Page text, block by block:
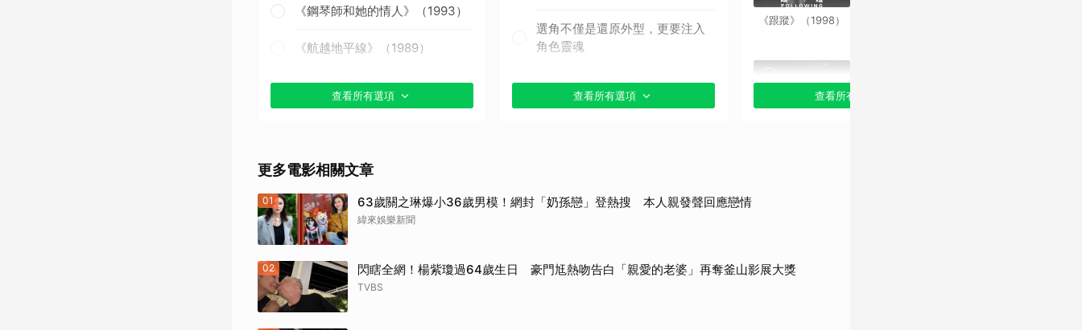
《鋼琴師和她的情人》（1993）
《航越地平線》（1989）
《獵殺紅色十月》（1990）
《變人》（1999）
《鋼鐵墳墓》（2013）
《震盪效應》(2015)
《神鬼嚎野人》（2016）
查看所有選項
選角不僅是還原外型，更要注入
角色靈魂
真人版特效絕對不能尷尬
查看所有選項
《跟蹤》（1998）
查看所有選項
更多電影相關文章
01 63歲關之琳爆小36歲男模！網封「奶孫戀」登熱搜 本人親發聲回應戀情
緯來娛樂新聞
02 閃瞎全網！楊紫瓊過64歲生日 豪門尪熱吻告白「親愛的老婆」再奪釜山影展大獎
TVBS